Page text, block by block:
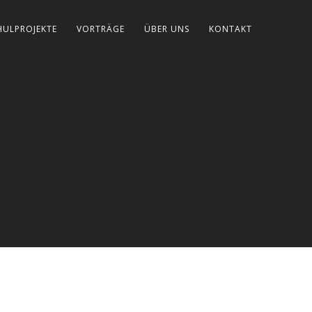
VORTRÄGE ÜBER UNS KONTAKT